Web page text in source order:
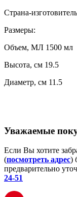
Страна-
Размеры:
Объем, МЛ 1500 мл
Высота, см 19.5
Диаметр, см 11.5
Уважаемые
Если Вы хотите
(посмотреть адрес)
предварительно
24-51